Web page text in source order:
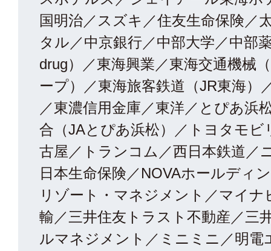
国明治／スズキ／住友生命保険／
タル／中京銀行／中部大学／中部
drug）／東海興業／東海交通機械
ープ）／東海旅客鉄道（JR東海）
／東濃信用金庫／東洋／とぴあ浜
合（JAとぴあ浜松）／トヨタモビ
古屋／トランコム／西日本鉄道／
日本生命保険／NOVAホールディ
リゾート・マネジメント／マイナ
輸／三井住友トラスト不動産／三
ルマネジメント／ミニミニ／明電